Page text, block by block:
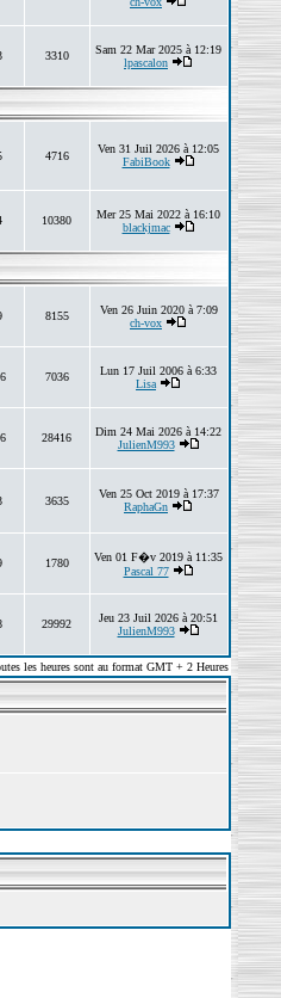
3310
Sam 22 Mar 2025 à 12:19
lpascalon
4716
Ven 31 Juil 2026 à 12:05
FabiBook
10380
Mer 25 Mai 2022 à 16:10
blackjmac
8155
Ven 26 Juin 2020 à 7:09
ch-vox
7036
Lun 17 Juil 2006 à 6:33
Lisa
28416
Dim 24 Mai 2026 à 14:22
JulienM993
3635
Ven 25 Oct 2019 à 17:37
RaphaGn
1780
Ven 01 F�v 2019 à 11:35
Pascal 77
29992
Jeu 23 Juil 2026 à 20:51
JulienM993
les heures sont au format GMT + 2 Heures